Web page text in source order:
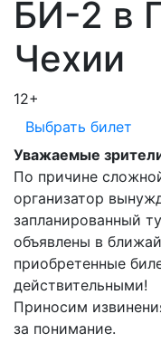
БИ-2 в
Чехии
12+
Выбрать билет
Уважаемые
По причине
организатор
запланированный
объявлены в
приобретенные
действительными!
Приносим
за понимание.